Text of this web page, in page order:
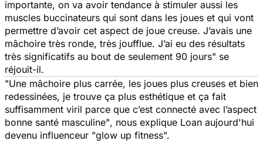
importante, on va avoir tendance à stimuler aussi les
muscles buccinateurs qui sont dans les joues et qui vont
permettre d’avoir cet aspect de joue creuse. J’avais une
mâchoire très ronde, très joufflue. J’ai eu des résultats
très significatifs au bout de seulement 90 jours" se
réjouit-il.
"Une mâchoire plus carrée, les joues plus creuses et bien
redessinées, je trouve ça plus esthétique et ça fait
suffisamment viril parce que c’est connecté avec l’aspect
bonne santé masculine", nous explique Loan aujourd'hui
devenu influenceur "glow up fitness".